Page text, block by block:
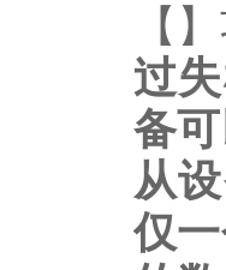
【
过
备
从
仅